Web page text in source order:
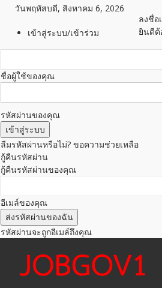
วันพฤหัสบดี, สิงหาคม 6, 2026
เข้าสู่ระบบ/เข้าร่วม
ลงชื่อ
ยินดี
ชื่อผู้ใช้ของคุณ
รหัสผ่านของคุณ
ลืมรหัสผ่านหรือไม่? ขอความช่วยเหลือ
กู้คืนรหัสผ่าน
กู้คืนรหัสผ่านของคุณ
อีเมล์ของคุณ
รหัสผ่านจะถูกอีเมล์ถึงคุณ